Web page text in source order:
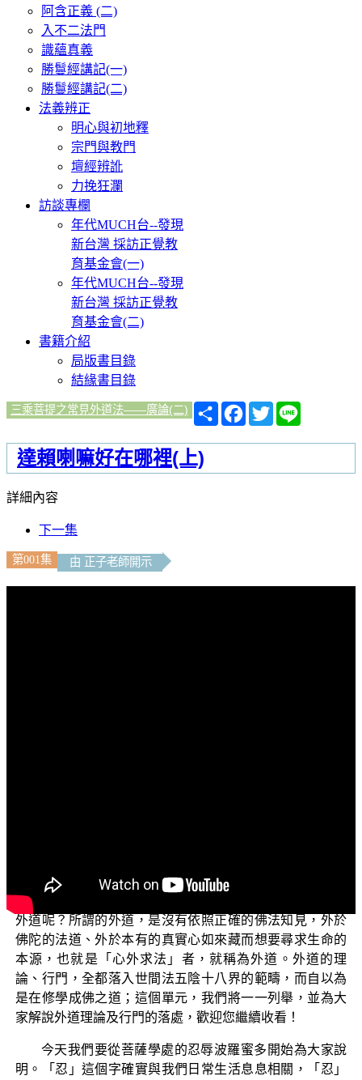
阿含正義 (二)
入不二法門
識蘊真義
勝鬘經講記(一)
勝鬘經講記(二)
法義辨正
明心與初地釋
宗門與教門
壇經辨訛
力挽狂瀾
訪談專欄
年代MUCH台--發現
新台灣 採訪正覺教
育基金會(一)
年代MUCH台--發現
新台灣 採訪正覺教
育基金會(二)
書籍介紹
局版書目錄
結緣書目錄
三乘菩提之常見外道法——廣論(二)
分
享
Facebook
Twitter
達賴喇嘛好在哪裡(上)
詳細內容
下一集
第001集 由 正子老師開示
外道呢？所謂的外道，是沒有依照正確的佛法知見，外於
佛陀的法道、外於本有的真實心如來藏而想要尋求生命的
本源，也就是「心外求法」者，就稱為外道。外道的理
論、行門，全都落入世間法五陰十八界的範疇，而自以為
是在修學成佛之道；這個單元，我們將一一列舉，並為大
家解說外道理論及行門的落處，歡迎您繼續收看！
今天我們要從菩薩學處的忍辱波羅蜜多開始為大家說
明。「忍」這個字確實與我們日常生活息息相關，「忍」